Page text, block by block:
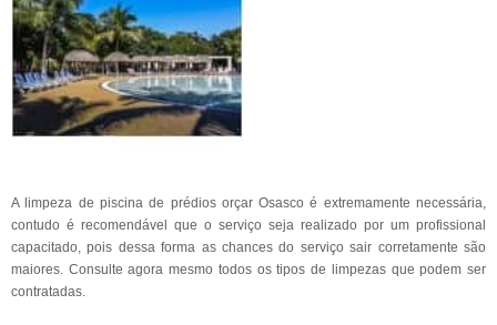
A limpeza de piscina de prédios orçar Osasco é extremamente necessária,
contudo é recomendável que o serviço seja realizado por um profissional
capacitado, pois dessa forma as chances do serviço sair corretamente são
maiores. Consulte agora mesmo todos os tipos de limpezas que podem ser
contratadas.